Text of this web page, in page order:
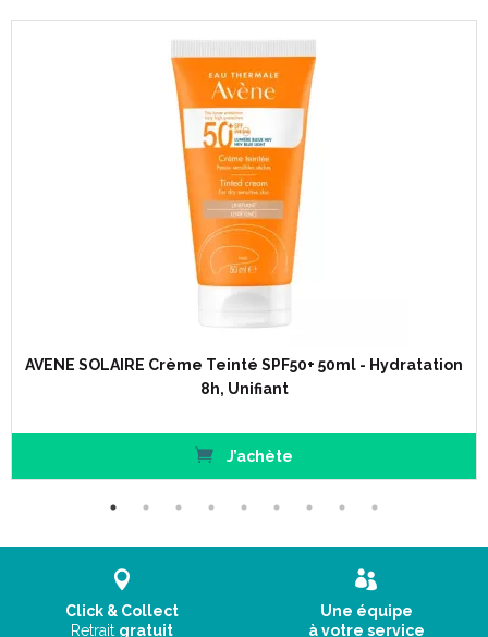
AVENE SOLAIRE Crème Teinté SPF50+ 50ml - Hydratation
8h, Unifiant
J’achète
Click & Collect
Retrait gratuit
Une équipe
à votre service